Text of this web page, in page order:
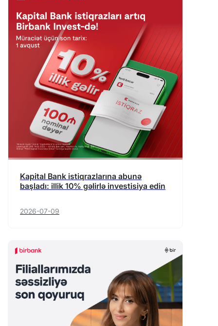
Kapital Bank istiqrazlarına abunə
başladı: illik 10% gəlirlə investisiya edin
2026-07-09